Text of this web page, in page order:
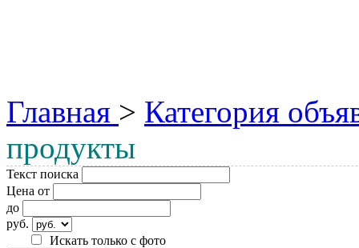
Главная > Категория
продукты
Текст поиска
Цена от
до
руб.
Искать только с фото